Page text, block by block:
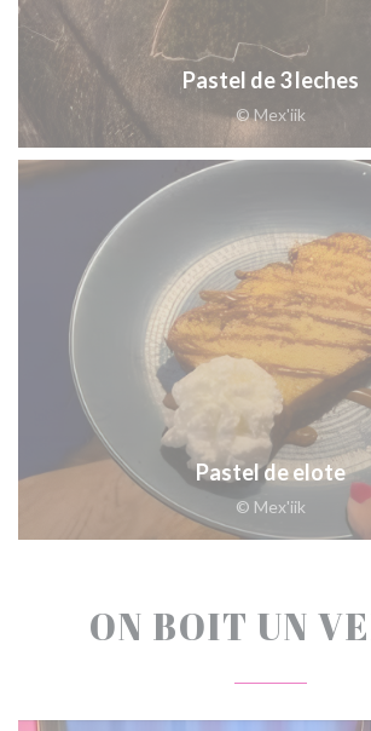
Pastel de 3 leches
© Mex'iik
Pastel de elote
© Mex'iik
ON BOIT UN